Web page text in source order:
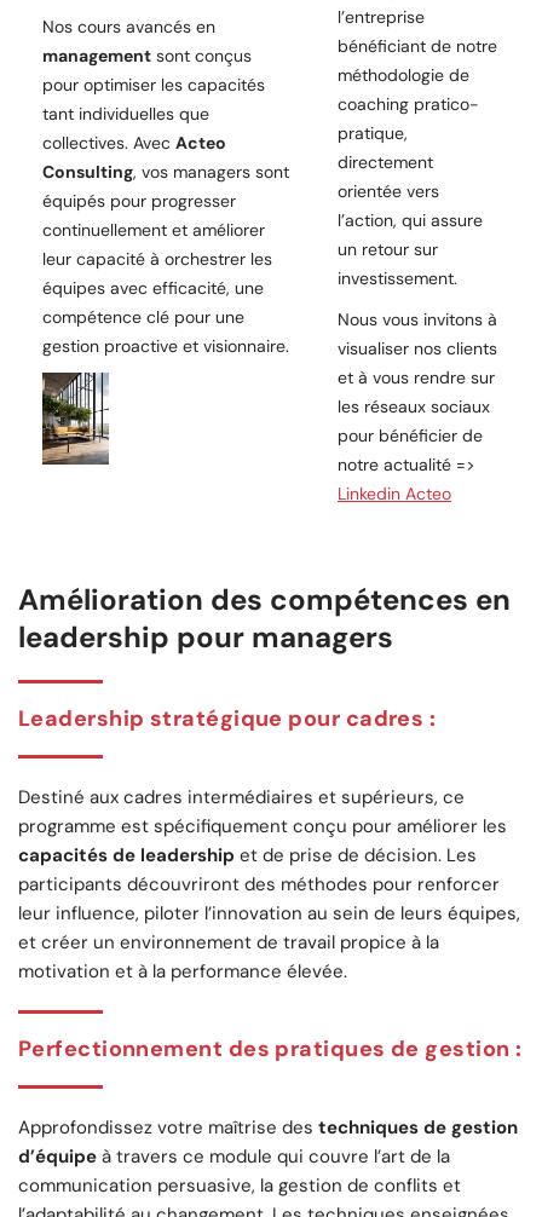
Nos cours avancés en
management sont conçus
pour optimiser les capacités
tant individuelles que
collectives. Avec Acteo
Consulting, vos managers sont
équipés pour progresser
continuellement et améliorer
leur capacité à orchestrer les
équipes avec efficacité, une
compétence clé pour une
gestion proactive et visionnaire.
l’entreprise
bénéficiant de notre
méthodologie de
coaching pratico-
pratique,
directement
orientée vers
l’action, qui assure
un retour sur
investissement.
Nous vous invitons à
visualiser nos clients
et à vous rendre sur
les réseaux sociaux
pour bénéficier de
notre actualité =>
Linkedin Acteo
Amélioration des compétences en
leadership pour managers
Leadership stratégique pour cadres :
Destiné aux cadres intermédiaires et supérieurs, ce
programme est spécifiquement conçu pour améliorer les
capacités de leadership et de prise de décision. Les
participants découvriront des méthodes pour renforcer
leur influence, piloter l’innovation au sein de leurs équipes,
et créer un environnement de travail propice à la
motivation et à la performance élevée.
Perfectionnement des pratiques de gestion :
Approfondissez votre maîtrise des techniques de gestion
d’équipe à travers ce module qui couvre l’art de la
communication persuasive, la gestion de conflits et